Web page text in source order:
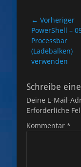
← Vorheriger
Vorheriger
Beitrag:
PowerShell –
Processbar
(Ladebalken)
verwenden
Schreibe
Deine E-Mail-
Erforderliche
Kommentar *